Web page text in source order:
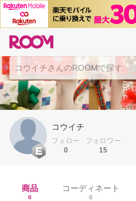
コウイチ
フォロー
0
フォロワー
15
商品
0
コーディネート
0